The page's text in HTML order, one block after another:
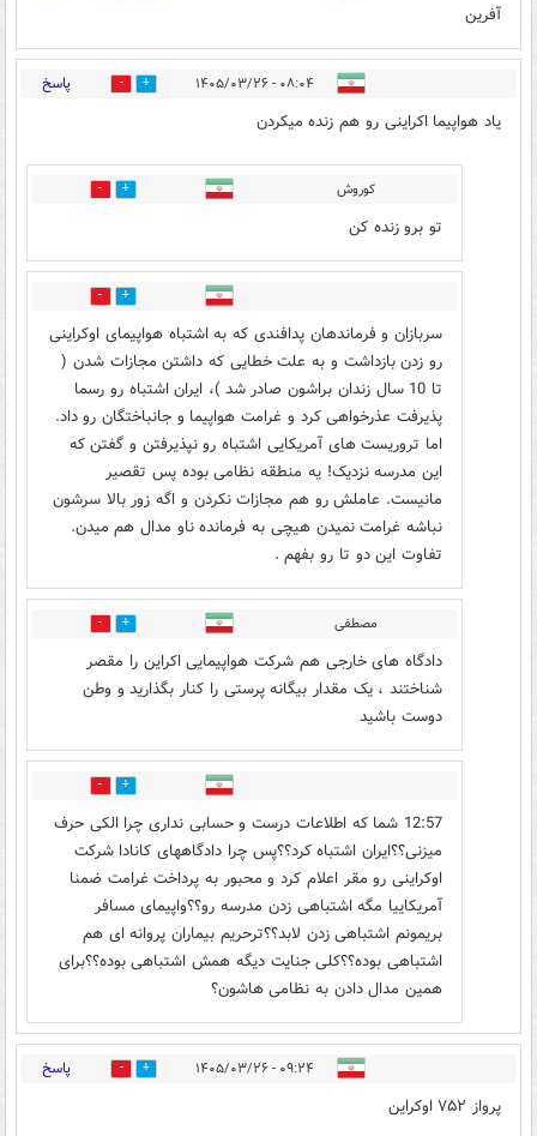
آفرین
۰۸:۰۴ - ۱۴۰۵/۰۳/۲۶ 7 پاسخ
یاد هواپیما اکراینی رو هم زنده میکردن
کوروش 12
تو برو زنده کن
12
سربازان و فرماندهان پدافندی که به اشتباه هواپیمای اوکراینی
رو زدن بازداشت و به علت خطایی که داشتن مجازات شدن (
تا 10 سال زندان براشون صادر شد )، ایران اشتباه رو رسما
پذیرفت عذرخواهی کرد و غرامت هواپیما و جانباختگان رو داد.
اما تروریست های آمریکایی اشتباه رو نپذیرفتن و گفتن که
این مدرسه نزدیک! یه منطقه نظامی بوده پس تقصیر
مانیست. عاملش رو هم مجازات نکردن و اگه زور بالا سرشون
نباشه غرامت نمیدن هیچی به فرمانده ناو مدال هم میدن.
تفاوت این دو تا رو بفهم .
مصطفی 11
دادگاه های خارجی هم شرکت هواپیمایی اکراین را مقصر
شناختند ، یک مقدار بیگانه پرستی را کنار بگذارید و وطن
دوست باشید
0
12:57 شما که اطلاعات درست و حسابی نداری چرا الکی حرف
میزنی؟؟ایران اشتباه کرد؟؟پس چرا دادگاههای کانادا شرکت
اوکراینی رو مقر اعلام کرد و محبور به پرداخت غرامت ضمنا
آمریکاییا مگه اشتباهی زدن مدرسه رو؟؟واپیمای مسافر
بریمونم اشتباهی زدن لابد؟؟ترحریم بیماران پروانه ای هم
اشتباهی بوده؟؟کلی جنایت دیگه همش اشتباهی بوده؟؟برای
همین مدال دادن به نظامی هاشون؟
۰۹:۲۴ - ۱۴۰۵/۰۳/۲۶ 5 پاسخ
پرواز ۷۵۲ اوکراین